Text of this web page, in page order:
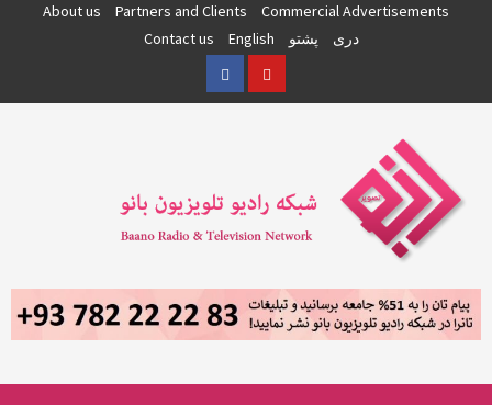
About us Partners and Clients
Commercial Advertisements
Contact us
English پشتو
دری
FacebookYouTube